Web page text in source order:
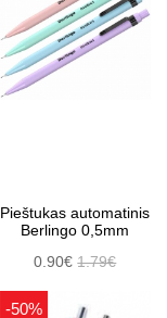
Pieštukas automatinis
Berlingo 0,5mm
0.90€1.79€
-50%